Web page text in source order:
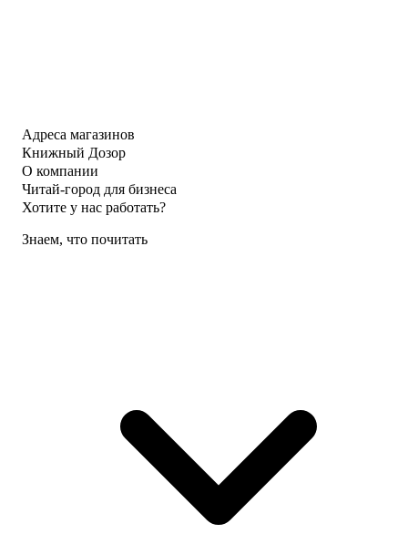
Адреса магазинов
Книжный Дозор
О компании
Читай-город для бизнеса
Хотите у нас работать?
Знаем, что почитать